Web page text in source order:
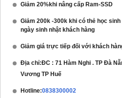
Giảm 20%khi nâng cấp Ram-SSD
Giảm 200k -300k khi có thẻ học
ngày sinh nhật khách hàng
Giảm giá trực tiếp đối với khách
Địa chỉ:ĐC : 71 Hàm Nghi . TP Đà
Vương TP Huế
Hotline:0838300002